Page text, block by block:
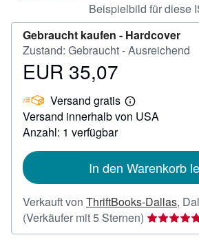
Beispielbild für diese
Gebraucht kaufen - Hardcover
Zustand: Gebraucht - Ausreichend
Preis
35,07
EUR 35,07
Versand gratis
Weitere
Informationen
Versand innerhalb von USA
Anzahl: 1 verfügbar
In den Warenkorb
Verkauft von ThriftBooks-Dallas,
(Verkäufer mit 5 Sternen)
5